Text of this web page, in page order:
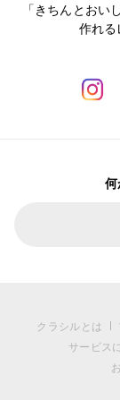
「きちんとおい
作れる
何
クラシルとは
サービス